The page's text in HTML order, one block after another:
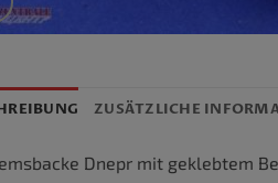
ZUSÄTZLICHE
Dnepr mit geklebtem